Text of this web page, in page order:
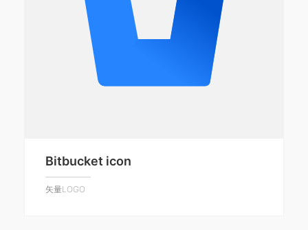
Bitbucket icon
矢量LOGO